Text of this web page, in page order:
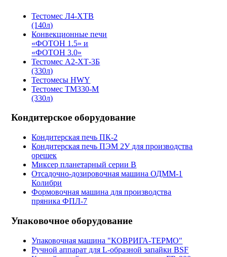
Тестомес Л4-ХТВ
(140л)
Конвекционные печи
«ФОТОН 1.5» и
«ФОТОН 3.0»
Тестомес А2-ХТ-3Б
(330л)
Тестомесы HWY
Тестомес ТМ330-М
(330л)
Кондитерское оборудование
Кондитерская печь ПК-2
Кондитерская печь ПЭМ 2У для производства
орешек
Миксер планетарный серии B
Отсадочно-дозировочная машина ОДММ-1
Колибри
Формовочная машина для производства
пряника ФПЛ-7
Упаковочное оборудование
Упаковочная машина "КОВРИГА-ТЕРМО"
Ручной аппарат для L-образной запайки BSF